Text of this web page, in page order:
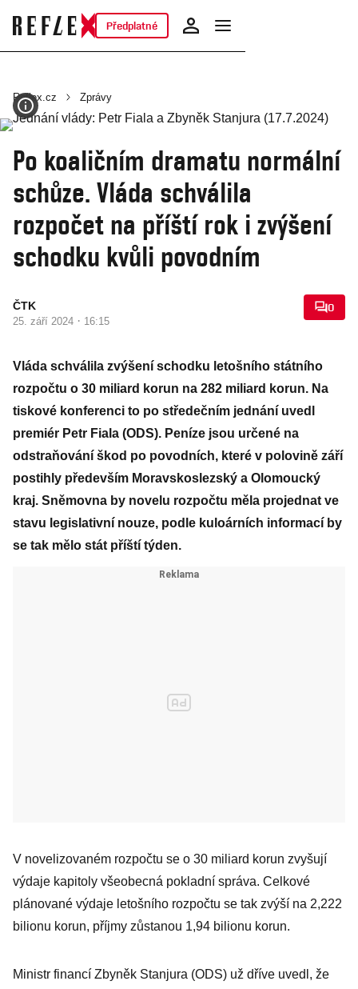
Předplatné
Reflex.cz Zprávy
Po koaličním dramatu normální
schůze. Vláda schválila
rozpočet na příští rok i zvýšení
schodku kvůli povodním
ČTK
25. září 2024 · 16:15
0
Vláda schválila zvýšení schodku letošního státního
rozpočtu o 30 miliard korun na 282 miliard korun. Na
tiskové konferenci to po středečním jednání uvedl
premiér Petr Fiala (ODS). Peníze jsou určené na
odstraňování škod po povodních, které v polovině září
postihly především Moravskoslezský a Olomoucký
kraj. Sněmovna by novelu rozpočtu měla projednat ve
stavu legislativní nouze, podle kuloárních informací by
se tak mělo stát příští týden.
V novelizovaném rozpočtu se o 30 miliard korun zvyšují
výdaje kapitoly všeobecná pokladní správa. Celkové
plánované výdaje letošního rozpočtu se tak zvýší na 2,222
bilionu korun, příjmy zůstanou 1,94 bilionu korun.
Ministr financí Zbyněk Stanjura (ODS) už dříve uvedl, že